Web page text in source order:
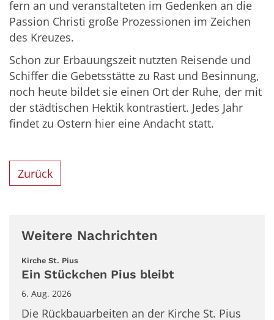
fern an und veranstalteten im Gedenken an die
Passion Christi große Prozessionen im Zeichen
des Kreuzes.
Schon zur Erbauungszeit nutzten Reisende und
Schiffer die Gebetsstätte zu Rast und Besinnung,
noch heute bildet sie einen Ort der Ruhe, der mit
der städtischen Hektik kontrastiert. Jedes Jahr
findet zu Ostern hier eine Andacht statt.
Zurück
Weitere Nachrichten
Kirche St. Pius:
Ein Stückchen Pius bleibt
6. Aug. 2026
Die Rückbauarbeiten an der Kirche St. Pius